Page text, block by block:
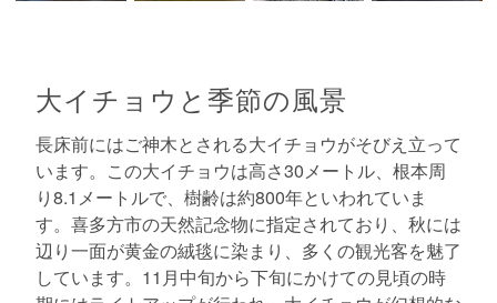
大イチョウと季節の風景
長床前にはご神木とされる大イチョウがそびえ立って
います。この大イチョウは高さ30メートル、根本周
り8.1メートルで、樹齢は約800年といわれていま
す。喜多方市の天然記念物に指定されており、秋には
辺り一面が黄金の絨毯に染まり、多くの観光客を魅了
しています。11月中旬から下旬にかけての見頃の時